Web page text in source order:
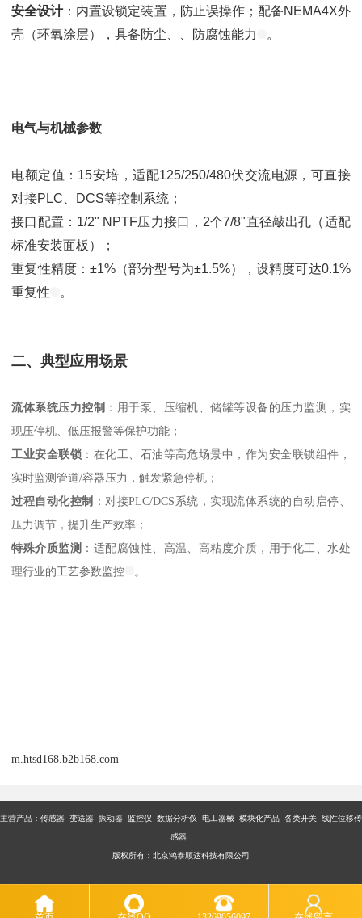
安全设计：内置设锁定装置，防止误操作；配备NEMA4X外
壳（环氧涂层），具备防尘、、防腐蚀能力
。
电气与机械参数
电额定值：15安培，适配125/250/480伏交流电源，可直接
对接PLC、DCS等控制系统；
接口配置：1/2" NPTF压力接口，2个7/8"直径敲出孔（适配
标准安装面板）；
重复性精度：±1%（部分型号为±1.5%），设精度可达0.1%
重复性
。
二、典型应用场景
流体系统压力控制 ：用于泵、压缩机、储罐等设备的压力监测，实
现压停机、低压报警等保护功能；
工业安全联锁 ：在化工、石油等高危场景中，作为安全联锁组件，
实时监测管道/容器压力，触发紧急停机；
过程自动化控制
：对接PLC/DCS系统，实现流体系统的自动启停、
压力调节，提升生产效率；
特殊介质监测 ：适配腐蚀性、高温、高粘度介质，用于化工、水处
理行业的工艺参数监控
。
m.htsd168.b2b168.com
主营产品：传感器 变送器 振动器 监控仪 数据分析仪 电工器械 模块化产品 各类开关 线性位移传
感器
版权所有：北京鸿泰顺达科技有限公司